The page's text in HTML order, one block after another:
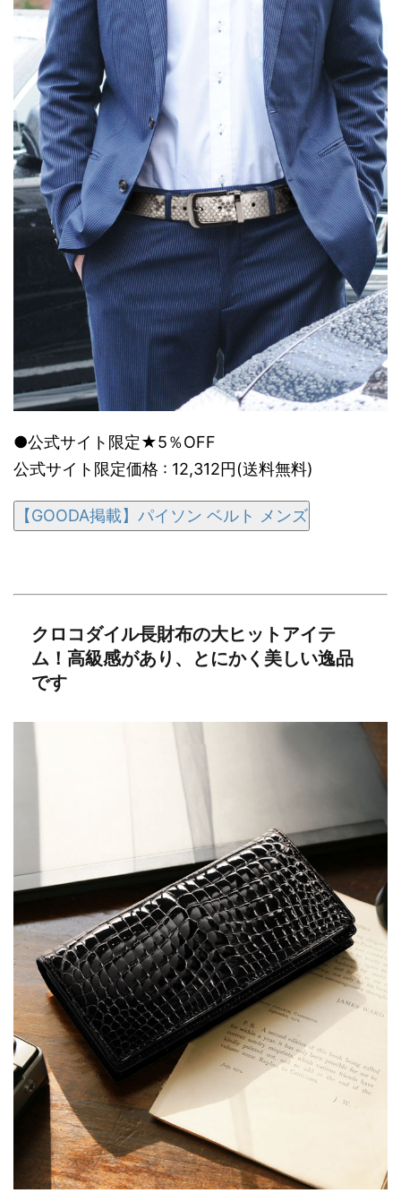
●公式サイト限定★5％OFF
公式サイト限定価格 : 12,312円(送料無料)
【GOODA掲載】パイソン ベルト メンズ
クロコダイル長財布の大ヒットアイテ
ム！高級感があり、とにかく美しい逸品
です